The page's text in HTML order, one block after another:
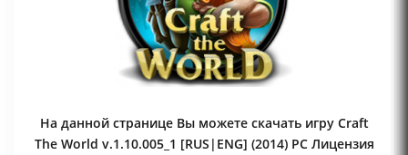
На данной странице Вы можете скачать игру Craft
The World v.1.10.005_1 [RUS|ENG] (2014) PC Лицензия